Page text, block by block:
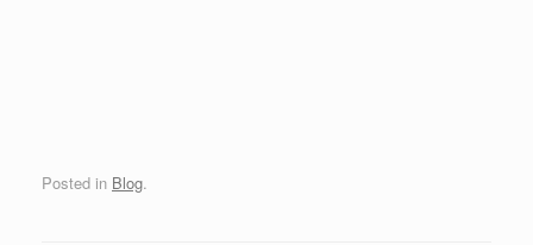
Posted in Blog.